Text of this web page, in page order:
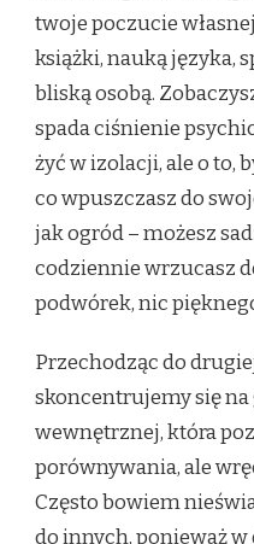
twoje poczucie
książki, nauką języka,
bliską osobą.
spada ciśnienie
żyć w izolacji, ale o to,
co wpuszczasz do
jak ogród – możesz
codziennie wrzucasz
podwórek, nic
Przechodząc do
skoncentrujemy się na
wewnętrznej, która
porównywania, ale
Często bowiem
do innych, ponieważ